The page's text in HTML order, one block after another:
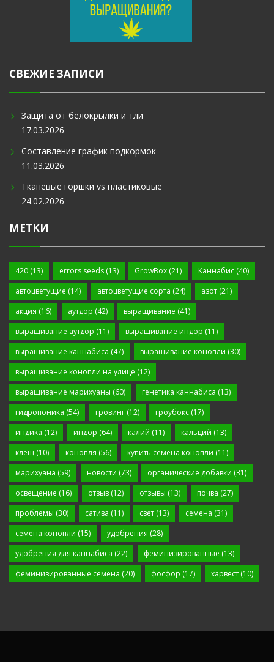
СВЕЖИЕ ЗАПИСИ
Защита от белокрылки и тли
17.03.2026
Составление график подкормок
11.03.2026
Тканевые горшки vs пластиковые
24.02.2026
МЕТКИ
420 (13) errors seeds(13) GrowBox (21) Каннабис(40)
автоцветущие (14) автоцветущие сорта (24) азот (21)
акция (16) аутдор (42) выращивание (41)
выращивание аутдор (11) выращивание индор (11)
выращивание каннабиса (47) выращивание конопли (30)
выращивание конопли на улице (12)
выращивание марихуаны (60) генетика каннабиса (13)
гидропоника (54) гровинг(12) гроубокс (17)
индика (12) индор (64) калий (11) кальций (13)
клещ (10) конопля (56) купить семена конопли (11)
марихуана (59) новости (73) органические добавки (31)
освещение (16) отзыв(12) отзывы (13) почва (27)
проблемы (30) сатива (11) свет (13) семена (31)
семена конопли (15) удобрения (28)
удобрения для каннабиса (22) феминизированные (13)
феминизированные семена (20) фосфор (17) харвест (10)